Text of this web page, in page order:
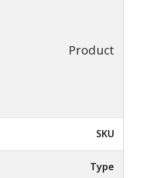
Product
SKU
Type